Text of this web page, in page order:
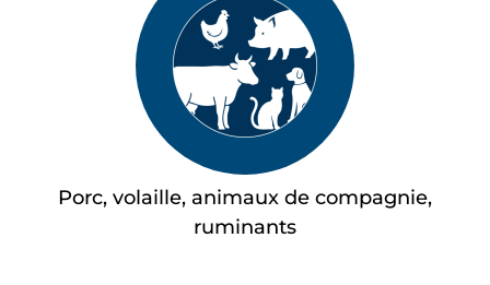
Porc, volaille, animaux de compagnie,
ruminants